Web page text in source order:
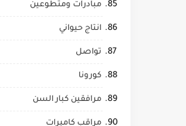
مبادرات ومتطوعين
انتاج حيواني
تواصل
كورونا
مرافقين كبار السن
مراقب كاميرات